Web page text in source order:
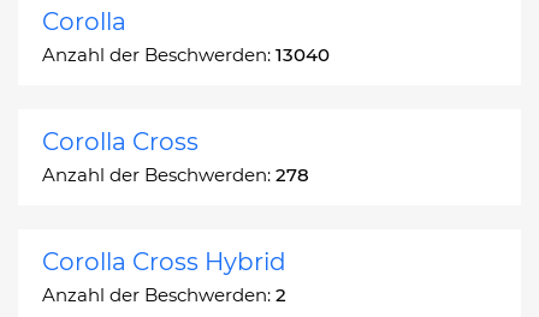
Corolla
Anzahl der Beschwerden: 13040
Corolla Cross
Anzahl der Beschwerden: 278
Corolla Cross Hybrid
Anzahl der Beschwerden: 2